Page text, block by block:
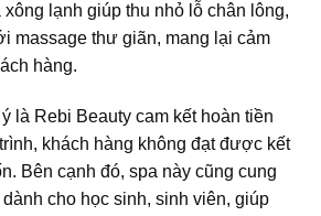
xông lạnh giúp thu nhỏ lỗ chân lông,
massage thư giãn, mang lại cảm
hàng.
là Rebi Beauty cam kết hoàn tiền
khách hàng không đạt được kết
Bên cạnh đó, spa này cũng cung
cho học sinh, sinh viên, giúp